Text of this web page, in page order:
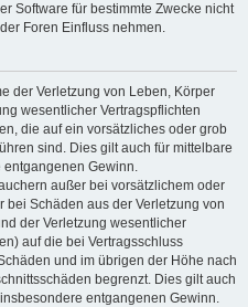
Software für bestimmte Zwecke nicht
Foren Einfluss nehmen.
der Verletzung von Leben, Körper
wesentlicher Vertragspflichten
die auf ein vorsätzliches oder grob
sind. Dies gilt auch für mittelbare
Gewinn.
außer bei vorsätzlichem oder
bei Schäden aus der Verletzung von
der Verletzung wesentlicher
auf die bei Vertragsschluss
und im übrigen der Höhe nach
begrenzt. Dies gilt auch
entgangenen Gewinn.